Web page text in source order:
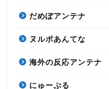
だめぽアンテナ
ヌルポあんてな
海外の反応アンテナ
にゅーぷる